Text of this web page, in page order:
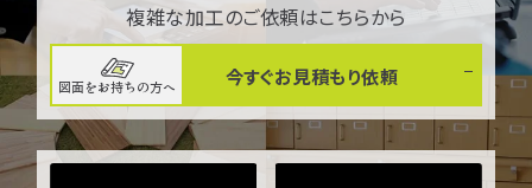
複雑な加工のご依頼はこちらから
図面をお持ちの方へ 今すぐお見積もり依頼